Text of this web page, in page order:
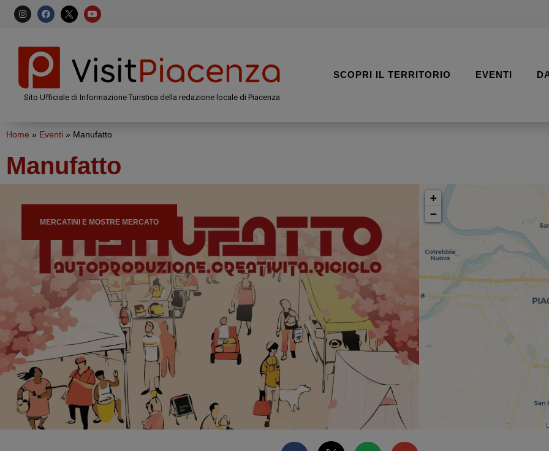
Sito Ufficiale di Informazione Turistica della redazione locale di Piacenza
SCOPRI IL TERRITORIO EVENTI
Home » Eventi » Manufatto
Manufatto
MERCATINI E MOSTRE MERCATO
+
−